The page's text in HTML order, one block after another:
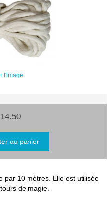
l'image
par 10 mètres. Elle est utilisée
de magie.